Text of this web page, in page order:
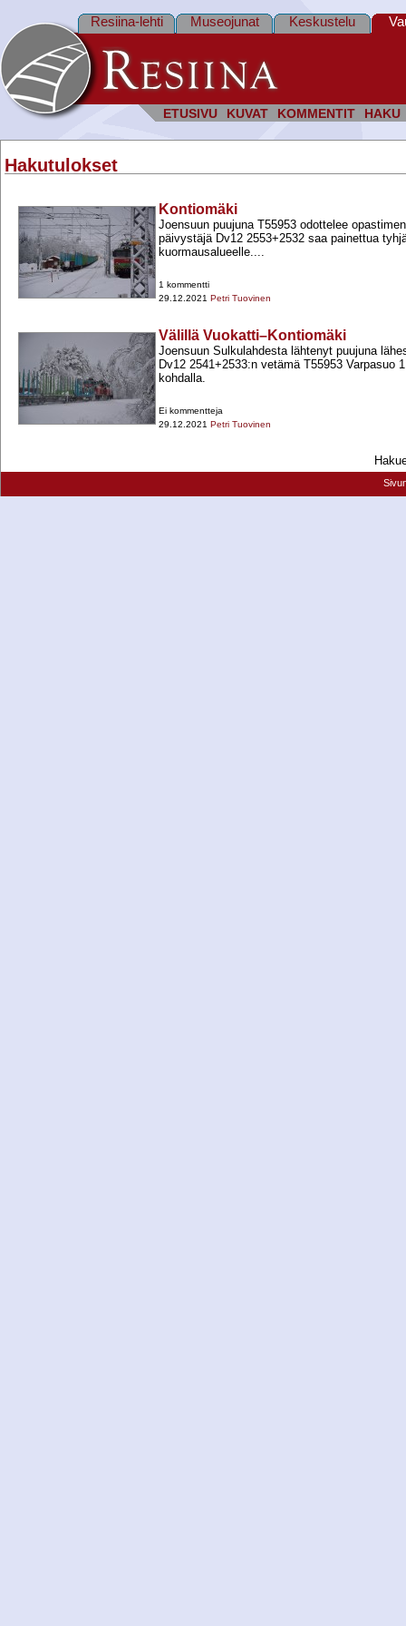
ETUSIVU KUVAT KOMMENTIT HAKU
Resiina-lehti Museojunat Keskustelu
Hakutulokset
Kontiomäki
Joensuun puujuna T55953 odottelee
päivystäjä Dv12 2553+​2532 saa painettua
kuormausalueelle....
1 kommentti
29.12.2021 Petri Tuovinen
Välillä Vuokatti–Kontiomäki
Joensuun Sulkulahdesta lähtenyt puujuna
Dv12 2541+​2533:n vetämä T55953 Varpasuo
kohdalla.
Ei kommentteja
29.12.2021 Petri Tuovinen